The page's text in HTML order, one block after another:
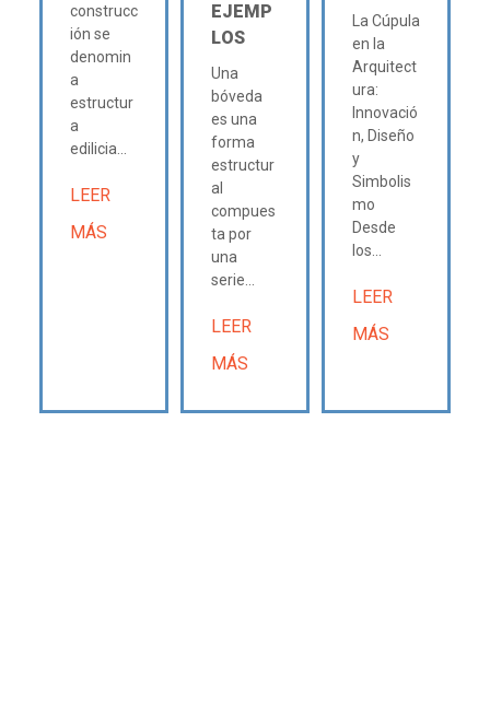
construcc
ión se
denomin
a
estructur
a
edilicia...
LEER
MÁS
EJEMP
LOS
Una
bóveda
es una
forma
estructur
al
compues
ta por
una
serie...
LEER
MÁS
La Cúpula
en la
Arquitect
ura:
Innovació
n, Diseño
y
Simbolis
mo
Desde
los...
LEER
MÁS